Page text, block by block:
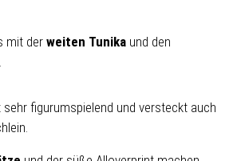
mit der weiten Tunika und den
.
figurumspielend und versteckt auch